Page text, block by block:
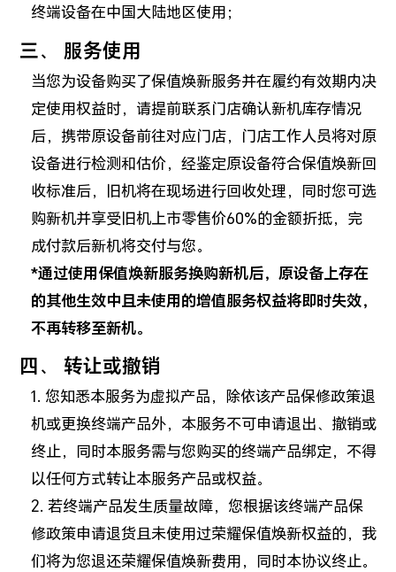
终端设备在中国大陆地区使用；
三、 服务使用
当您为设备购买了保值焕新服务并在履约有效期内决
定使用权益时，请提前联系门店确认新机库存情况
后，携带原设备前往对应门店，门店工作人员将对原
设备进行检测和估价，经鉴定原设备符合保值焕新回
收标准后，旧机将在现场进行回收处理，同时您可选
购新机并享受旧机上市零售价60%的金额折抵，完
成付款后新机将交付与您。
*通过使用保值焕新服务换购新机后，原设备上存在
的其他生效中且未使用的增值服务权益将即时失效，
不再转移至新机。
四、 转让或撤销
1. 您知悉本服务为虚拟产品，除依该产品保修政策退
机或更换终端产品外，本服务不可申请退出、撤销或
终止，同时本服务需与您购买的终端产品绑定，不得
以任何方式转让本服务产品或权益。
2. 若终端产品发生质量故障，您根据该终端产品保
修政策申请退货且未使用过荣耀保值焕新权益的，我
们将为您退还荣耀保值焕新费用，同时本协议终止。